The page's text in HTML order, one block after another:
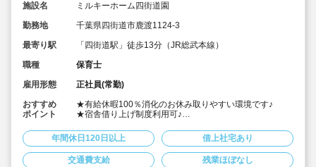
施設名
ミルキーホーム四街道園
勤務地
千葉県四街道市鹿渡1124-3
最寄り駅
「四街道駅」徒歩13分（JR総武本線）
職種
保育士
雇用形態
正社員(常勤)
おすすめ
ポイント
★有給休暇100％消化のお休み取りやすい環境です♪
★宿舎借り上げ制度利用可♪
ートします
★経験豊富な職員が多数在籍しているので、安心して働
けます♪
年間休日120日以上 借上社宅あり
交通費支給 残業ほぼなし